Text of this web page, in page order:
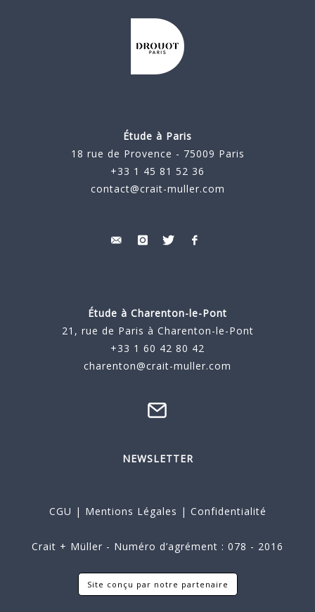
Étude à Paris
18 rue de Provence - 75009 Paris
+33 1 45 81 52 36
contact@crait-muller.com
Étude à Charenton-le-Pont
21, rue de Paris à Charenton-le-Pont
+33 1 60 42 80 42
charenton@crait-muller.com
NEWSLETTER
CGU | Mentions Légales | Confidentialité
Crait + Müller - Numéro d’agrément : 078 - 2016
Site conçu par notre partenaire